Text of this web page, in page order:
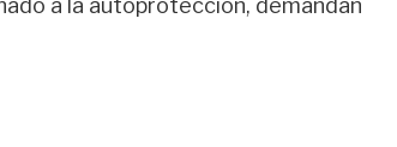
a la autoprotección, demandan